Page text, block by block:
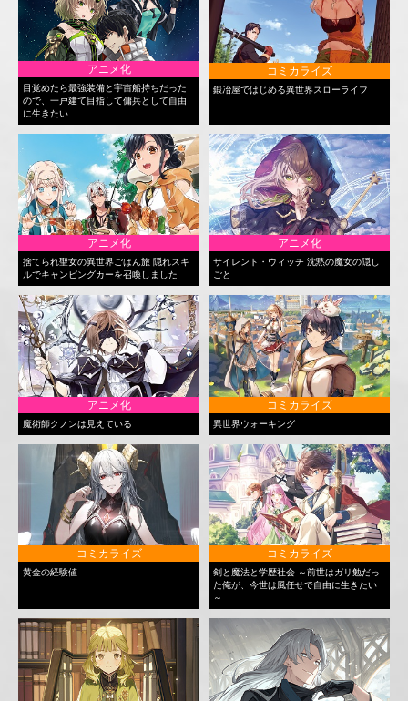
アニメ化
目覚めたら最強装備と宇宙船持ちだった
ので、一戸建て目指して傭兵として自由
に生きたい
コミカライズ
鍛冶屋ではじめる異世界スローライフ
アニメ化
捨てられ聖女の異世界ごはん旅 隠れスキ
ルでキャンピングカーを召喚しました
アニメ化
サイレント・ウィッチ 沈黙の魔女の隠し
ごと
アニメ化
魔術師クノンは見えている
コミカライズ
異世界ウォーキング
コミカライズ
黄金の経験値
コミカライズ
剣と魔法と学歴社会 ～前世はガリ勉だっ
た俺が、今世は風任せで自由に生きたい
～